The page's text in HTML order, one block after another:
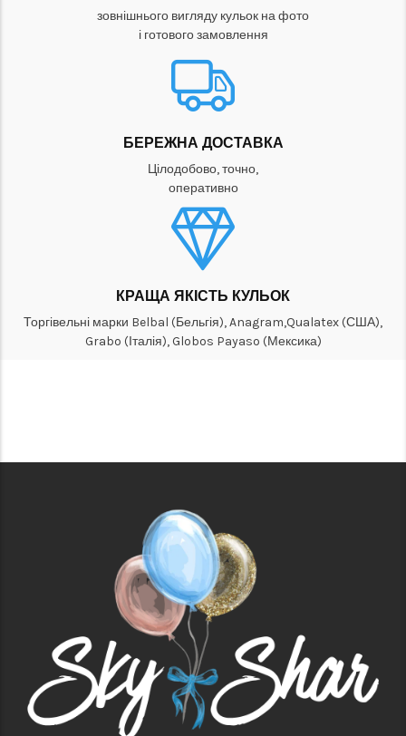
зовнішнього вигляду кульок на фото
і готового замовлення
БЕРЕЖНА ДОСТАВКА
Цілодобово, точно,
оперативно
КРАЩА ЯКІСТЬ КУЛЬОК
Торгівельні марки Belbal (Бельгія), Anagram,Qualatex (США),
Grabo (Італія), Globos Payaso (Мексика)